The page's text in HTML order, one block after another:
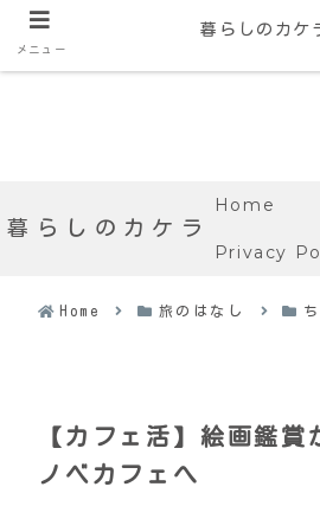
暮らしのカケラ
Home
Privacy
Home 旅のはなし
【カフェ活】絵画鑑賞
ノベカフェへ
メニュー
暮らしのカケ